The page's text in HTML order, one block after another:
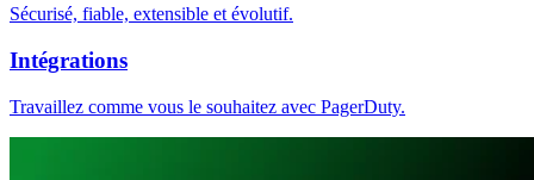
Sécurisé, fiable, extensible et évolutif.
Intégrations
Travaillez comme vous le souhaitez avec PagerDuty.